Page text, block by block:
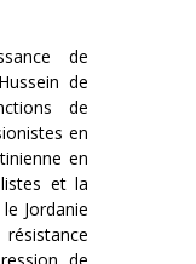
de
de
de
en
en
et la
Jordanie